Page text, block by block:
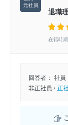
退職
在籍時
回答者： 社員
非正社員 / 正